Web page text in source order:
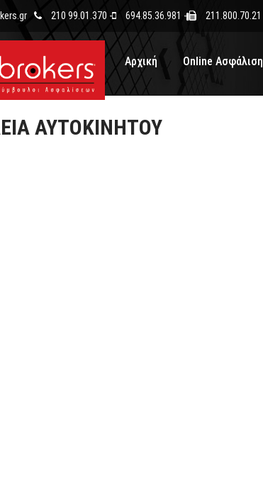
210 99.01.370 - 694.85.36.981 - 211.800.70.21
Αρχική Online Ασφάλιση
ΑΥΤΟΚΙΝΉΤΟΥ